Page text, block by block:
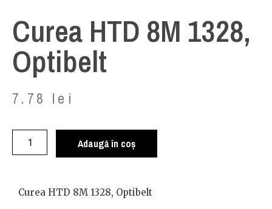
Curea HTD 8M 1328,
Optibelt
7.78 lei
Adaugă în coș
Curea HTD 8M 1328, Optibelt